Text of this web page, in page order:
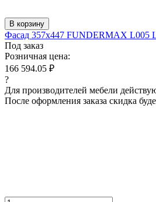
В корзину
Фасад 357x447 FUNDERMAX L005
Под заказ
Розничная цена:
166 594.05 ₽
?
Для производителей мебели
После оформления заказа скидка